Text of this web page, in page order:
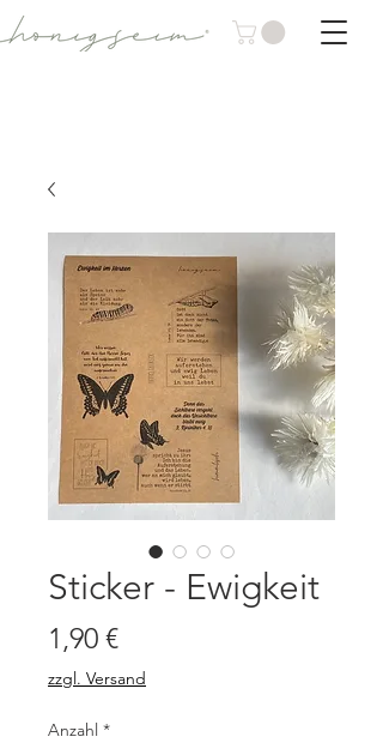
Sticker - Ewigkeit
1,90 €Preis
zzgl. Versand
Anzahl *